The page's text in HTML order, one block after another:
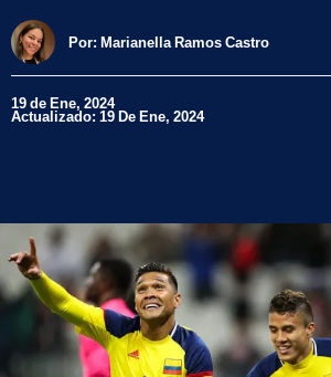
Por: Marianella Ramos Castro
19 de Ene, 2024
Actualizado: 19 De Ene, 2024